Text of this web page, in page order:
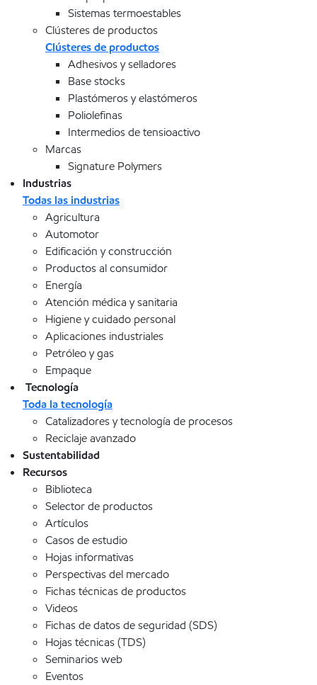
Sistemas termoestables
Clústeres de productos
Clústeres de productos
Adhesivos y selladores
Base stocks
Plastómeros y elastómeros
Poliolefinas
Intermedios de tensioactivo
Marcas
Signature Polymers
Industrias
Todas las industrias
Agricultura
Automotor
Edificación y construcción
Productos al consumidor
Energía
Atención médica y sanitaria
Higiene y cuidado personal
Aplicaciones industriales
Petróleo y gas
Empaque
Tecnología
Toda la tecnología
Catalizadores y tecnología de procesos
Reciclaje avanzado
Sustentabilidad
Recursos
Biblioteca
Selector de productos
Artículos
Casos de estudio
Hojas informativas
Perspectivas del mercado
Fichas técnicas de productos
Videos
Fichas de datos de seguridad (SDS)
Hojas técnicas (TDS)
Seminarios web
Eventos